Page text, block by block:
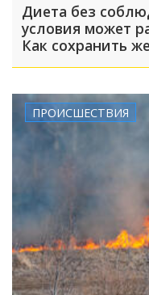
Диета без
условия может
Как сохранить
ПРОИСШЕСТВИЯ